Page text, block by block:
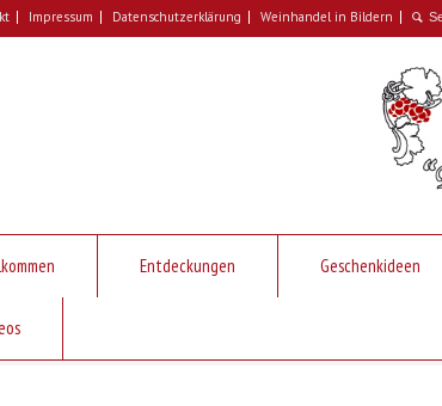
Impressum Datenschutzerklärung Weinhandel in Bildern
Entdeckungen Geschenkideen